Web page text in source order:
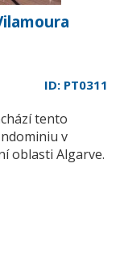
ID: PT0311
tento
v
oblasti Algarve.